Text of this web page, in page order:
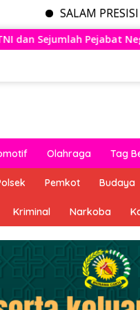
PRESISI • MABES
Warga Kehormatan
Olahraga Tag
Pemkot Budaya
Kriminal Narkoba